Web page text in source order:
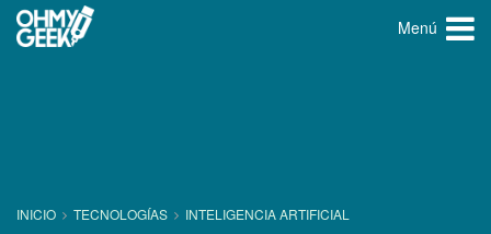
Menú
INICIO TECNOLOGÍ­AS INTELIGENCIA ARTIFICIAL